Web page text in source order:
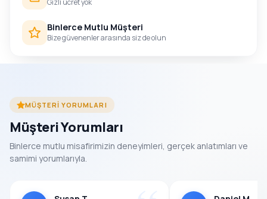
Gizli ücret yok
Binlerce Mutlu Müşteri
Bize güvenenler arasında siz de olun
MÜŞTERI YORUMLARI
Müşteri Yorumları
Binlerce mutlu misafirimizin deneyimleri, gerçek anlatımları ve
samimi yorumlarıyla.